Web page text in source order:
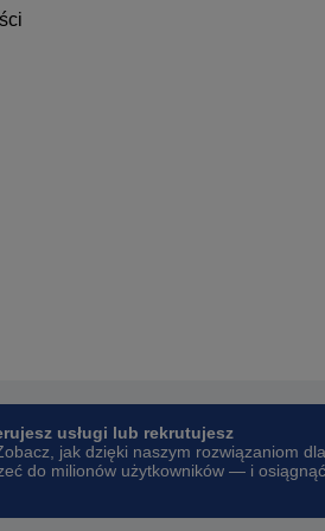
usługi lub rekrutujesz
jak dzięki naszym rozwiązaniom dla
do milionów użytkowników — i osiągnąć